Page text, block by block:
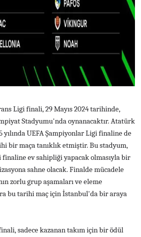
Ligi finali, 29 Mayıs 2024 tarihinde,
Stadyumu'nda oynanacaktır. Atatürk
UEFA Şampiyonlar Ligi finaline de
bir maça tanıklık etmiştir. Bu stadyum,
finaline ev sahipliği yapacak olmasıyla bir
sahne olacak. Finalde mücadele
zorlu grup aşamaları ve eleme
bu tarihi maç için İstanbul'da bir araya
sadece kazanan takım için bir ödül